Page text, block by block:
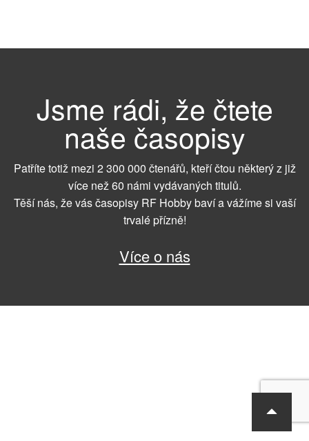
Jsme rádi, že čtete
naše časopisy
Patříte totiž mezi 2 300 000 čtenářů, kteří čtou některý z již
více než 60 námi vydávaných titulů.
Těší nás, že vás časopisy RF Hobby baví a vážíme si vaší
trvalé přízně!
Více o nás